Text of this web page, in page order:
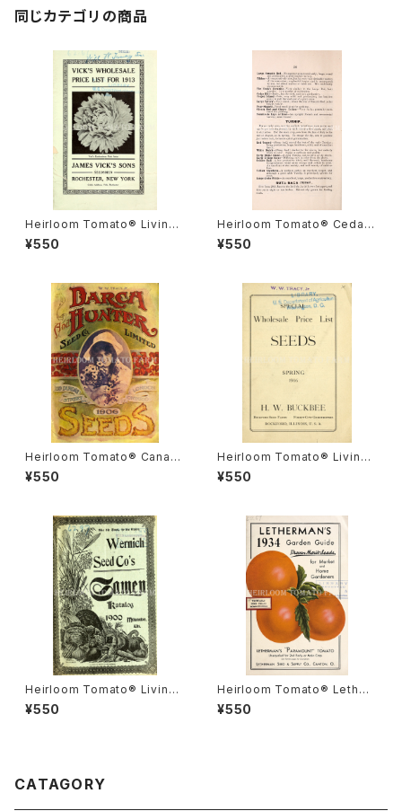
同じカテゴリの商品
Heirloom Tomato® Livings
ton's Crimson Globe エアル
ーム・トマト・リビングストンズ・
¥550
Heirloom Tomato® Cedar
Hill エアルーム・トマト・セダー・
ヒル
¥550
Heirloom Tomato® Canad
a Pride エアルーム・トマト・カ
ナダ・プライド
¥550
Heirloom Tomato® Livings
ton's Crimson Cushion エア
ルーム・トマト・リビングストン
¥550
Heirloom Tomato® Livings
ton's Boufommenheir エア
ルーム・トマト・リビングストン
¥550
Heirloom Tomato® Lether
mans' Paramount エアルー
ム・トマト・レサーマンズ・パラマ
¥550
CATAGORY